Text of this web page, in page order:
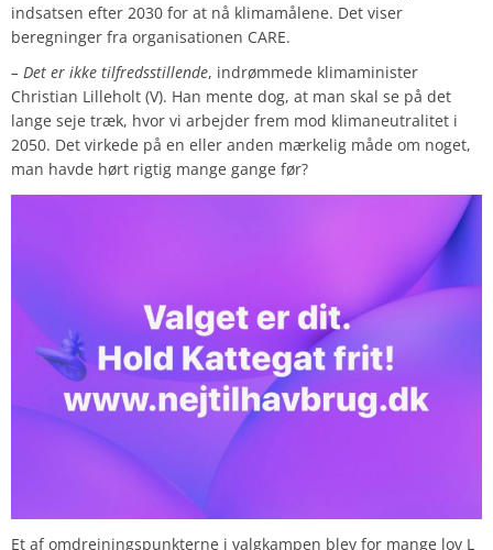
indsatsen efter 2030 for at nå klimamålene. Det viser
beregninger fra organisationen CARE.
– Det er ikke tilfredsstillende, indrømmede klimaminister
Christian Lilleholt (V). Han mente dog, at man skal se på det
lange seje træk, hvor vi arbejder frem mod klimaneutralitet i
2050. Det virkede på en eller anden mærkelig måde om noget,
man havde hørt rigtig mange gange før?
Et af omdrejningspunkterne i valgkampen blev for mange lov L